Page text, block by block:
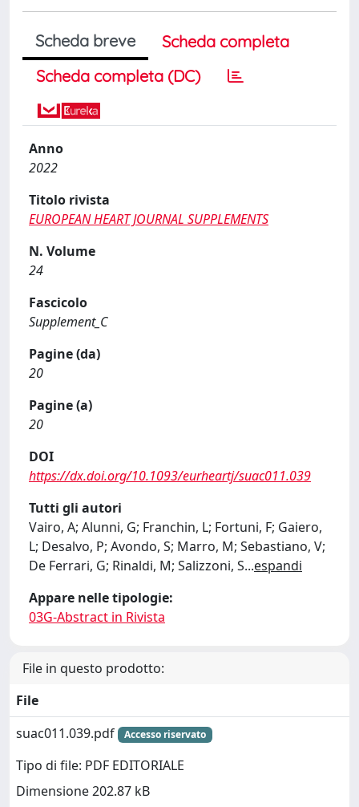
Scheda breve
Scheda completa
Scheda completa (DC)
Anno
2022
Titolo rivista
EUROPEAN HEART JOURNAL SUPPLEMENTS
N. Volume
24
Fascicolo
Supplement_C
Pagine (da)
20
Pagine (a)
20
DOI
https://dx.doi.org/10.1093/eurheartj/suac011.039
Tutti gli autori
Vairo, A; Alunni, G; Franchin, L; Fortuni, F; Gaiero,
L; Desalvo, P; Avondo, S; Marro, M; Sebastiano, V;
De Ferrari, G; Rinaldi, M; Salizzoni, S...espandi
Appare nelle tipologie:
03G-Abstract in Rivista
File in questo prodotto:
File
suac011.039.pdf
Accesso riservato
Tipo di file: PDF EDITORIALE
Dimensione 202.87 kB